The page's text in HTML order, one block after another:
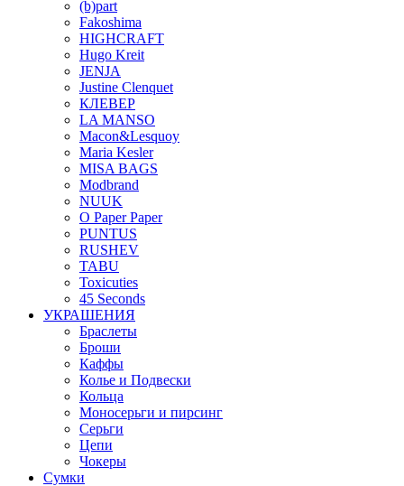
(b)part
Fakoshima
HIGHCRAFT
Hugo Kreit
JENJA
Justine Clenquet
КЛЕВЕР
LA MANSO
Macon&Lesquoy
Maria Kesler
MISA BAGS
Modbrand
NUUK
O Paper Paper
PUNTUS
RUSHEV
TABU
Toxicuties
45 Seconds
УКРАШЕНИЯ
Браслеты
Броши
Каффы
Колье и Подвески
Кольца
Моносерьги и пирсинг
Серьги
Цепи
Чокеры
Сумки